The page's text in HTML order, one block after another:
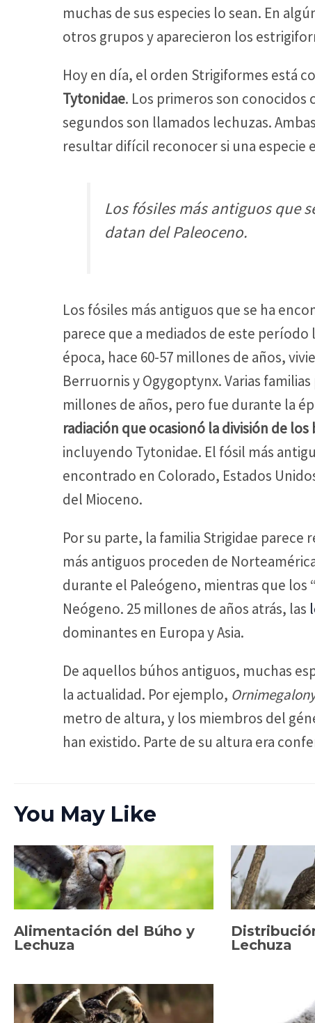
muchas de sus especies lo sean. En
otros grupos y aparecieron los
Hoy en día, el orden Strigiformes está
Tytonidae. Los primeros son conocidos
segundos son llamados lechuzas.
resultar difícil reconocer si una especie
Los fósiles más antiguos que
datan del Paleoceno.
Los fósiles más antiguos que se ha
parece que a mediados de este período
época, hace 60-57 millones de años,
Berruornis y Ogygoptynx. Varias
millones de años, pero fue durante la
radiación que ocasionó la división de los
incluyendo Tytonidae. El fósil más
encontrado en Colorado, Estados
del Mioceno.
Por su parte, la familia Strigidae
más antiguos proceden de
durante el Paleógeno, mientras que
Neógeno. 25 millones de años atrás, las
dominantes en Europa y Asia.
De aquellos búhos antiguos, muchas
la actualidad. Por ejemplo,
metro de altura, y los miembros del
han existido. Parte de su altura era
You May Like
Alimentación del Búho y
Lechuza
Lechuza